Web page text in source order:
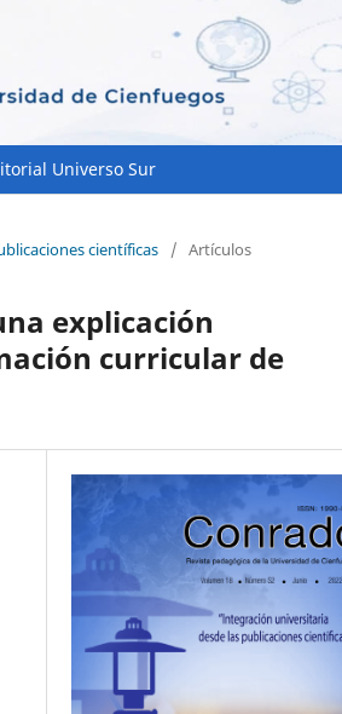
Universo Sur
científicas / Artículos
explicación
curricular de